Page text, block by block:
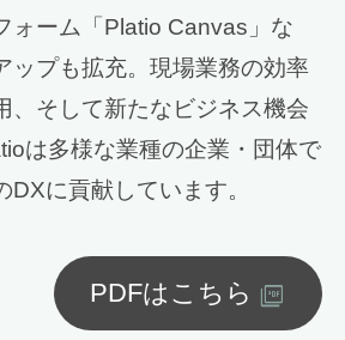
ォーム「Platio Canvas」な
ップも拡充。現場業務の効率
、そして新たなビジネス機会
は多様な業種の企業・団体で
に貢献しています。
PDFはこちら